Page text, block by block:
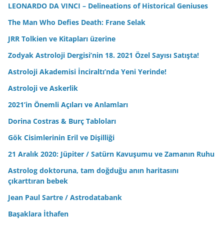
LEONARDO DA VINCI – Delineations of Historical Geniuses
The Man Who Defies Death: Frane Selak
JRR Tolkien ve Kitapları üzerine
Zodyak Astroloji Dergisi’nin 18. 2021 Özel Sayısı Satışta!
Astroloji Akademisi İnciraltı’nda Yeni Yerinde!
Astroloji ve Askerlik
2021’in Önemli Açıları ve Anlamları
Dorina Costras & Burç Tabloları
Gök Cisimlerinin Eril ve Dişilliği
21 Aralık 2020: Jüpiter / Satürn Kavuşumu ve Zamanın Ruhu
Astrolog doktoruna, tam doğduğu anın haritasını
çıkarttıran bebek
Jean Paul Sartre / Astrodatabank
Başaklara İthafen